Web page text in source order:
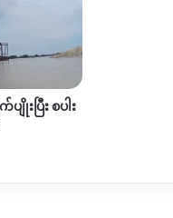
ျိုးပြီး စပါး